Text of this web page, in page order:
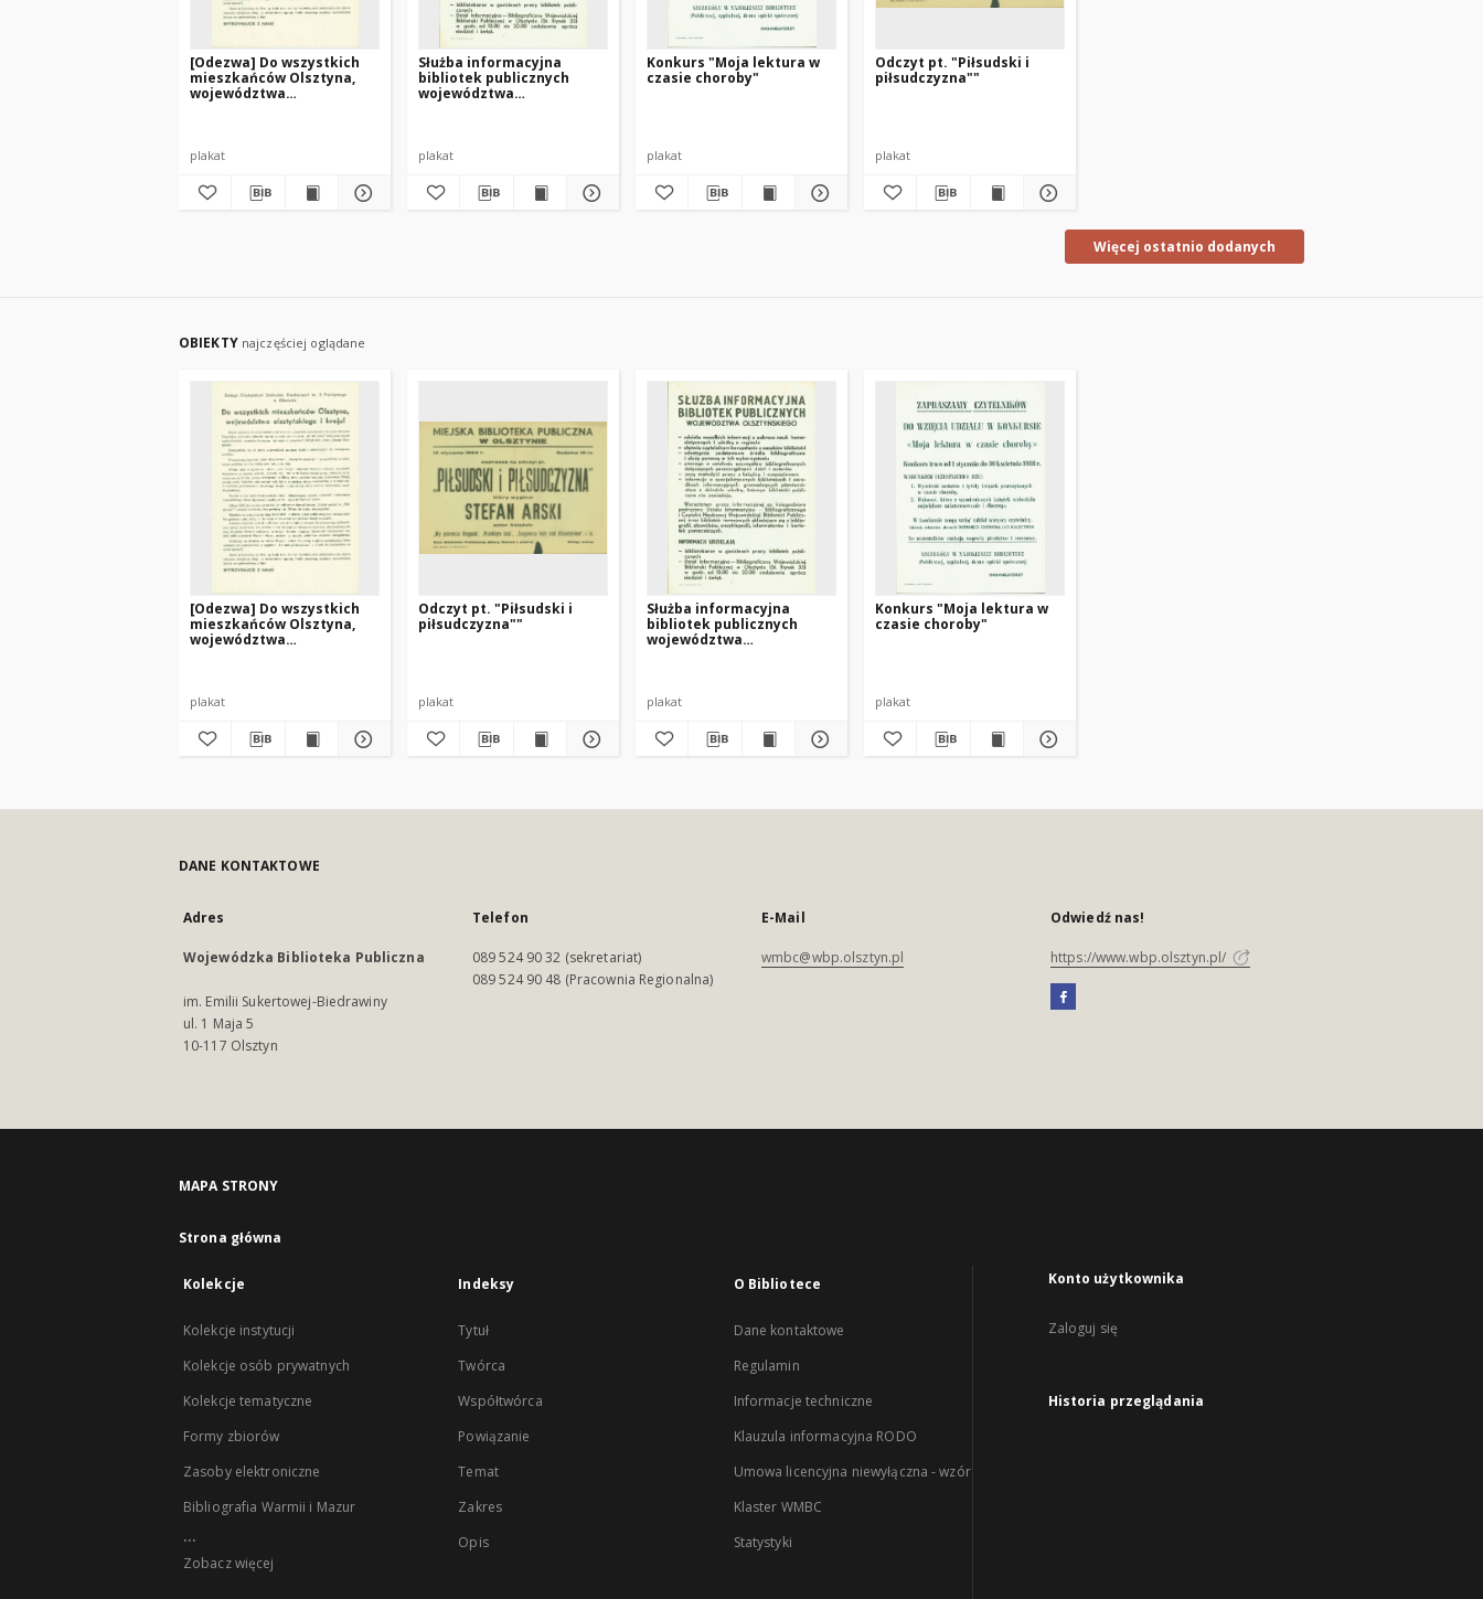
[Odezwa] Do wszystkich
mieszkańców Olsztyna,
województwa
plakat
Służba informacyjna
bibliotek publicznych
województwa
plakat
Konkurs "Moja lektura w
czasie choroby"
plakat
Odczyt pt. "Piłsudski i
piłsudczyzna""
plakat
Więcej ostatnio dodanych
OBIEKTY najczęściej oglądane
[Odezwa] Do wszystkich
mieszkańców Olsztyna,
województwa
plakat
Odczyt pt. "Piłsudski i
piłsudczyzna""
plakat
Służba informacyjna
bibliotek publicznych
województwa
plakat
Konkurs "Moja lektura w
czasie choroby"
plakat
DANE KONTAKTOWE
Adres
Wojewódzka Biblioteka Publiczna
im. Emilii Sukertowej-Biedrawiny
ul. 1 Maja 5
10-117 Olsztyn
Telefon
089 524 90 32 (sekretariat)
089 524 90 48 (Pracownia Regionalna)
E-Mail
wmbc@wbp.olsztyn.pl
Odwiedź nas!
https://www.wbp.olsztyn.pl/
MAPA STRONY
Strona główna
Kolekcje
Kolekcje instytucji
Kolekcje osób prywatnych
Kolekcje tematyczne
Formy zbiorów
Zasoby elektroniczne
Bibliografia Warmii i Mazur
...
Zobacz więcej
Indeksy
Tytuł
Twórca
Współtwórca
Powiązanie
Temat
Zakres
Opis
O Bibliotece
Dane kontaktowe
Regulamin
Informacje techniczne
Klauzula informacyjna RODO
Umowa licencyjna niewyłączna - wzór
Klaster WMBC
Statystyki
Konto użytkownika
Zaloguj się
Historia przeglądania